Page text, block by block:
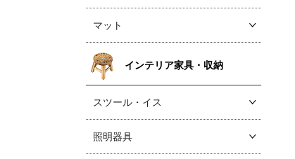
マット
インテリア家具・収納
スツール・イス
照明器具